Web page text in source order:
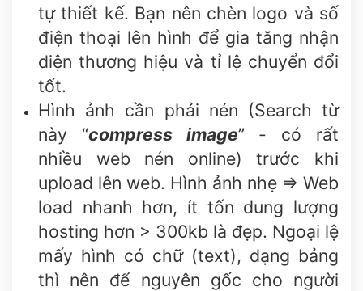
tự thiết kế. Bạn nên chèn logo và số
điện thoại lên hình để gia tăng nhận
diện thương hiệu và tỉ lệ chuyển đổi
tốt.
Hình ảnh cần phải nén (Search từ
này “compress image” - có rất
nhiều web nén online) trước khi
upload lên web. Hình ảnh nhẹ => Web
load nhanh hơn, ít tốn dung lượng
hosting hơn > 300kb là đẹp. Ngoại lệ
mấy hình có chữ (text), dạng bảng
thì nên để nguyên gốc cho người